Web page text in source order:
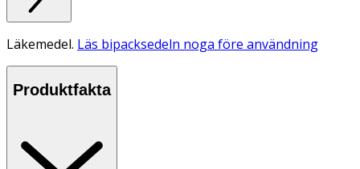
Läkemedel. Läs bipacksedeln noga före användning
Produktfakta